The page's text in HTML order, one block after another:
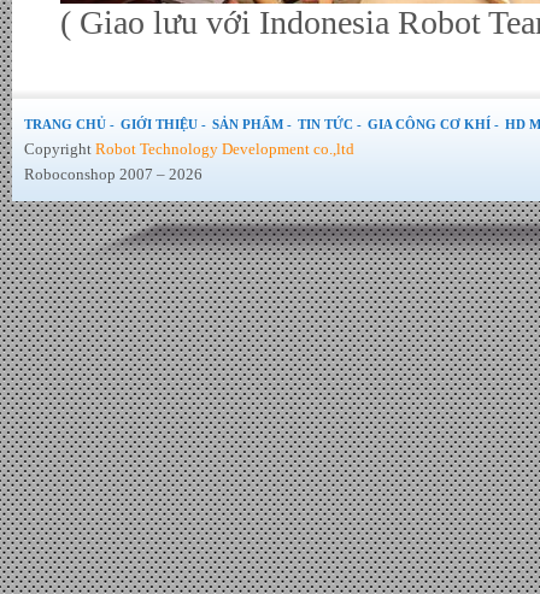
( Giao lưu với Indonesia Robot
TRANG CHỦ - GIỚI THIỆU - SẢN PHẨM - TIN TỨC - GIA CÔNG CƠ KHÍ - HD
Copyright Robot Technology Development co.,ltd
Roboconshop 2007 – 2026